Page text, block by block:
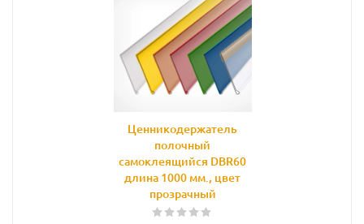
Ценникодержатель
полочный
самоклеящийся DBR60
длина 1000 мм., цвет
прозрачный